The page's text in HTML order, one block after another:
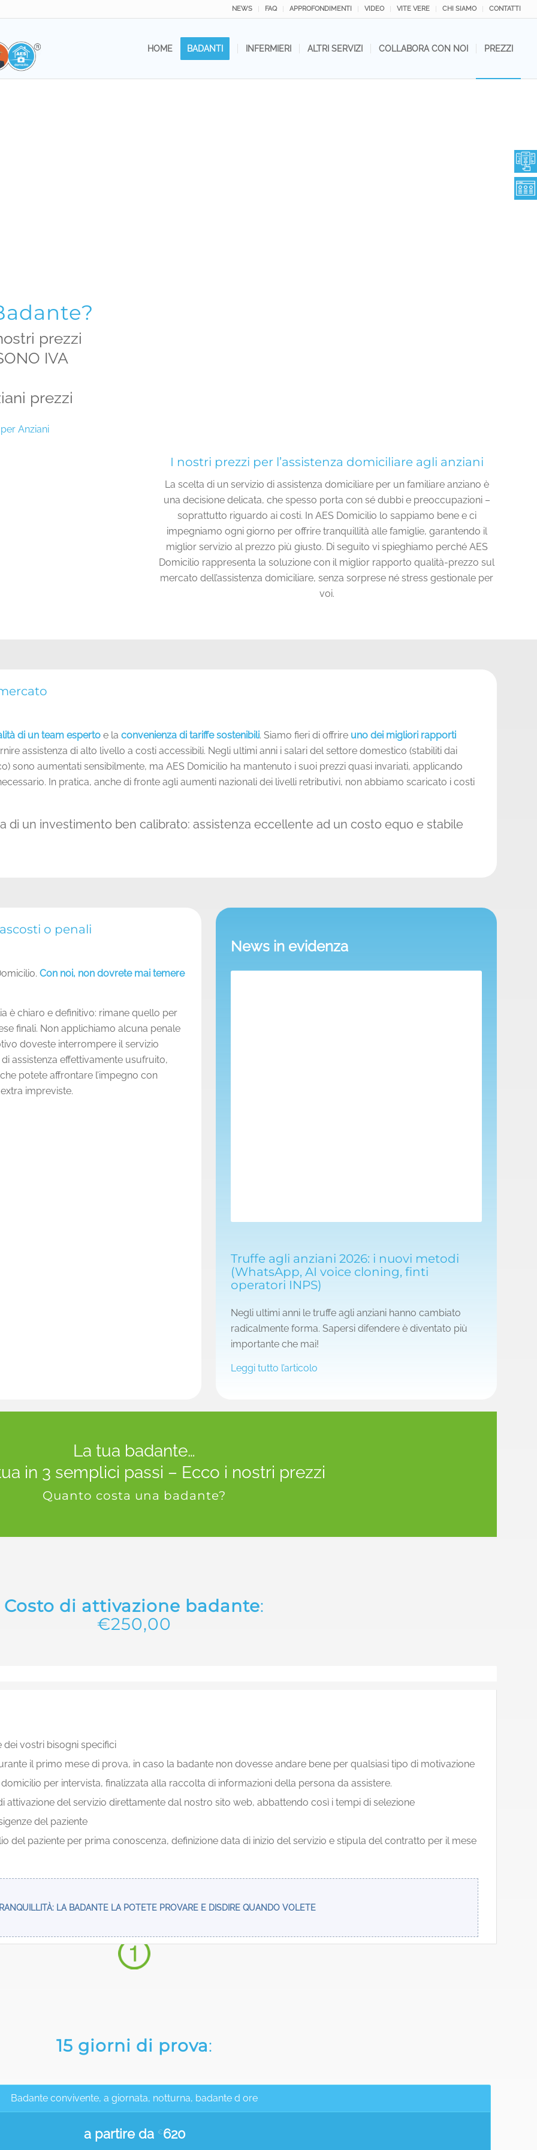
NEWS FAQ APPROFONDIMENTI VIDEO VITE VERE CHI SIAMO CONTATTI
HOME BADANTI INFERMIERI ALTRI SERVIZI COLLABORA CON NOI PREZZI
prezzi
IVA
prezzi
Anziani
I nostri prezzi per l’assistenza domiciliare agli anziani
La scelta di un servizio di assistenza domiciliare per un familiare anziano è
una decisione delicata, che spesso porta con sé dubbi e preoccupazioni –
soprattutto riguardo ai costi. In AES Domicilio lo sappiamo bene e ci
impegniamo ogni giorno per offrire tranquillità alle famiglie, garantendo il
miglior servizio al prezzo più giusto. Di seguito vi spieghiamo perché AES
Domicilio rappresenta la soluzione con il miglior rapporto qualità-prezzo sul
mercato dell’assistenza domiciliare, senza sorprese né stress gestionale per
voi.
di un team esperto e la convenienza di tariffe sostenibili. Siamo fieri di offrire uno dei migliori rapporti
assistenza di alto livello a costi accessibili. Negli ultimi anni i salari del settore domestico (stabiliti dai
sono aumentati sensibilmente, ma AES Domicilio ha mantenuto i suoi prezzi quasi invariati, applicando
In pratica, anche di fronte agli aumenti nazionali dei livelli retributivi, non abbiamo scaricato i costi
di un investimento ben calibrato: assistenza eccellente ad un costo equo e stabile
o penali
Con noi, non dovrete mai temere
è chiaro e definitivo: rimane quello per
finali. Non applichiamo alcuna penale
doveste interrompere il servizio
assistenza effettivamente usufruito,
potete affrontare l’impegno con
impreviste.
News in evidenza
Truffe agli anziani 2026: i nuovi metodi
(WhatsApp, AI voice cloning, finti
operatori INPS)
Negli ultimi anni le truffe agli anziani hanno cambiato
radicalmente forma. Sapersi difendere è diventato più
importante che mai!
Leggi tutto l’articolo
La tua badante…
in 3 semplici passi – Ecco i nostri prezzi
Quanto costa una badante?
Costo di attivazione badante:
€250,00
dei vostri bisogni specifici
il primo mese di prova, in caso la badante non dovesse andare bene per qualsiasi tipo di motivazione
per intervista, finalizzata alla raccolta di informazioni della persona da assistere.
attivazione del servizio direttamente dal nostro sito web, abbattendo così i tempi di selezione
del paziente
del paziente per prima conoscenza, definizione data di inizio del servizio e stipula del contratto per il mese
LA BADANTE LA POTETE PROVARE E DISDIRE QUANDO VOLETE
15 giorni di prova:
Badante convivente, a giornata, notturna, badante d ore
a partire da €620